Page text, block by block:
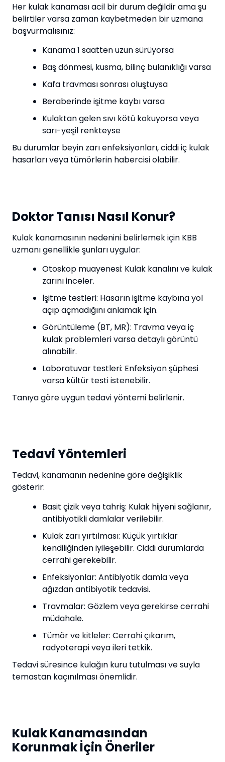
Her kulak kanaması acil bir durum değildir ama şu
belirtiler varsa zaman kaybetmeden bir uzmana
başvurmalısınız:
Kanama 1 saatten uzun sürüyorsa
Baş dönmesi, kusma, bilinç bulanıklığı varsa
Kafa travması sonrası oluştuysa
Beraberinde işitme kaybı varsa
Kulaktan gelen sıvı kötü kokuyorsa veya
sarı-yeşil renkteyse
Bu durumlar beyin zarı enfeksiyonları, ciddi iç kulak
hasarları veya tümörlerin habercisi olabilir.
Doktor Tanısı Nasıl Konur?
Kulak kanamasının nedenini belirlemek için KBB
uzmanı genellikle şunları uygular:
Otoskop muayenesi: Kulak kanalını ve kulak
zarını inceler.
İşitme testleri: Hasarın işitme kaybına yol
açıp açmadığını anlamak için.
Görüntüleme (BT, MR): Travma veya iç
kulak problemleri varsa detaylı görüntü
alınabilir.
Laboratuvar testleri: Enfeksiyon şüphesi
varsa kültür testi istenebilir.
Tanıya göre uygun tedavi yöntemi belirlenir.
Tedavi Yöntemleri
Tedavi, kanamanın nedenine göre değişiklik
gösterir:
Basit çizik veya tahriş: Kulak hijyeni sağlanır,
antibiyotikli damlalar verilebilir.
Kulak zarı yırtılması: Küçük yırtıklar
kendiliğinden iyileşebilir. Ciddi durumlarda
cerrahi gerekebilir.
Enfeksiyonlar: Antibiyotik damla veya
ağızdan antibiyotik tedavisi.
Travmalar: Gözlem veya gerekirse cerrahi
müdahale.
Tümör ve kitleler: Cerrahi çıkarım,
radyoterapi veya ileri tetkik.
Tedavi süresince kulağın kuru tutulması ve suyla
temastan kaçınılması önemlidir.
Kulak Kanamasından
Korunmak İçin Öneriler